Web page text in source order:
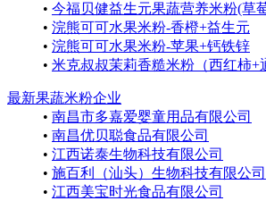
• 今福贝健益生元果蔬营养米粉(草
• 浣熊可可水果米粉-香橙+益生元
• 浣熊可可水果米粉-苹果+钙铁锌
• 米克叔叔茉莉香糙米粉（西红柿+
最新果蔬米粉企业
• 南昌市多嘉爱婴童用品有限公司
• 南昌优贝聪食品有限公司
• 江西诺泰生物科技有限公司
• 施百利（汕头）生物科技有限公司
• 江西美宝时光食品有限公司